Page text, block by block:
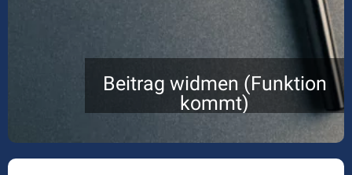
Beitrag widmen (Funktion
kommt)